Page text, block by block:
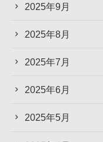
2025年9月
2025年8月
2025年7月
2025年6月
2025年5月